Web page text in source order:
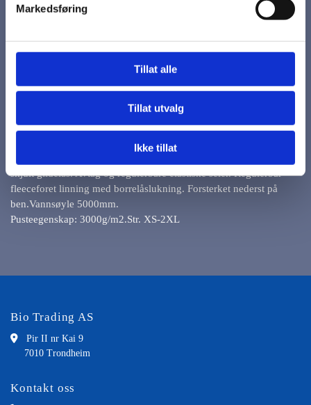
Markedsføring
Tillat alle
Tillat utvalg
Ikke tillat
På lager
Tapede sømmer. Toveis laminert (vannavvisende) glidelås langs
skjult glidelås. Avtag og regulerbare elastiske seler. Regulerbar
fleeceforet linning med borrelåslukning. Forsterket nederst på
ben.Vannsøyle 5000mm.
Pusteegenskap: 3000g/m2.Str. XS-2XL
Bio Trading AS
 Pir II nr Kai 9
7010 Trondheim
Kontakt oss